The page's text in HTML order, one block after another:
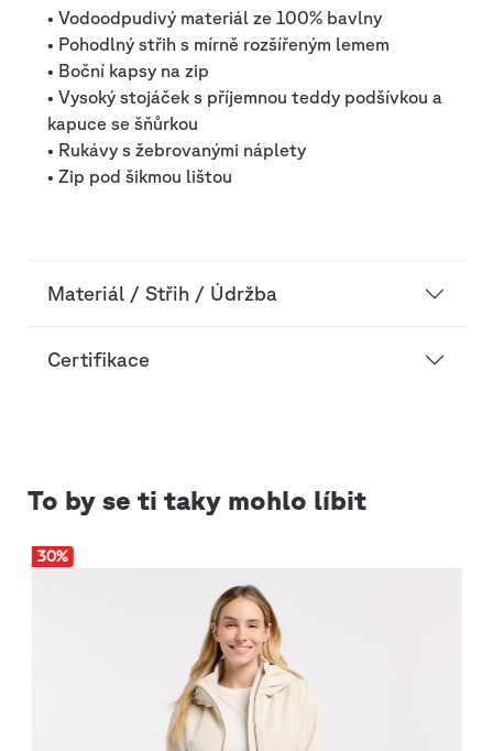
• Vodoodpudivý materiál ze 100% bavlny
• Pohodlný střih s mírně rozšířeným lemem
• Boční kapsy na zip
• Vysoký stojáček s příjemnou teddy podšívkou a
kapuce se šňůrkou
• Rukávy s žebrovanými náplety
• Zip pod šikmou lištou
Materiál / Střih / Údržba
Certifikace
To by se ti taky mohlo líbit
30%